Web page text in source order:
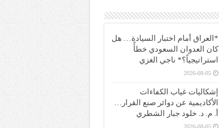
*العراق أمام اختبار السيادة… هل
كان العدوان السعودي خطأً
استراتيجياً؟* ناجي الغزي
2026-08-05
إشكاليات غياب الكفاءات
الأكاديمية عن دوائر صنع القرار…
أ. م. د. خلود جبار الشطري
2026-08-05